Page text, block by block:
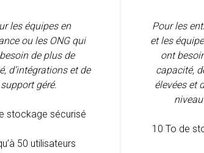
les équipes en
ou les ONG qui
de plus de
d’intégrations et de
support géré.
stockage sécurisé
50 utilisateurs
Pour les
et les
ont
capacité,
élevées et
10 To de